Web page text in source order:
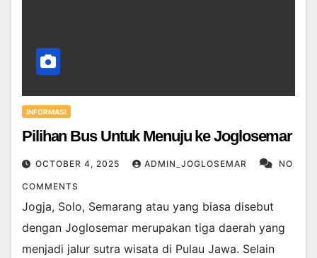
INFORMASI
Pilihan Bus Untuk Menuju ke Joglosemar
OCTOBER 4, 2025 ADMIN_JOGLOSEMAR NO
COMMENTS
Jogja, Solo, Semarang atau yang biasa disebut
dengan Joglosemar merupakan tiga daerah yang
menjadi jalur sutra wisata di Pulau Jawa. Selain